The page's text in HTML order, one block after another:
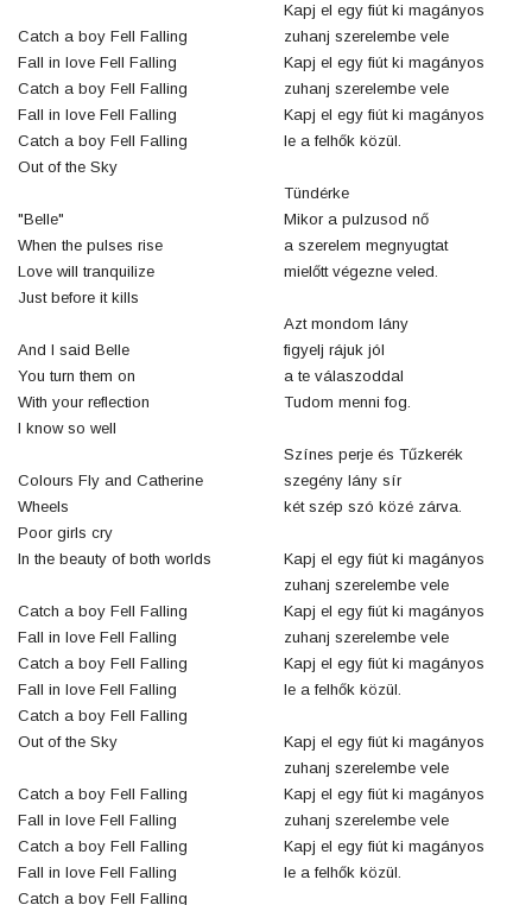
Catch a boy Fell Falling
Fall in love Fell Falling
Catch a boy Fell Falling
Fall in love Fell Falling
Catch a boy Fell Falling
Out of the Sky
"Belle"
When the pulses rise
Love will tranquilize
Just before it kills
And I said Belle
You turn them on
With your reflection
I know so well
Colours Fly and Catherine
Wheels
Poor girls cry
In the beauty of both worlds
Catch a boy Fell Falling
Fall in love Fell Falling
Catch a boy Fell Falling
Fall in love Fell Falling
Catch a boy Fell Falling
Out of the Sky
Catch a boy Fell Falling
Fall in love Fell Falling
Catch a boy Fell Falling
Fall in love Fell Falling
Catch a boy Fell Falling
Kapj el egy fiút ki magányos
zuhanj szerelembe vele
Kapj el egy fiút ki magányos
zuhanj szerelembe vele
Kapj el egy fiút ki magányos
le a felhők közül.
Tündérke
Mikor a pulzusod nő
a szerelem megnyugtat
mielőtt végezne veled.
Azt mondom lány
figyelj rájuk jól
a te válaszoddal
Tudom menni fog.
Színes perje és Tűzkerék
szegény lány sír
két szép szó közé zárva.
Kapj el egy fiút ki magányos
zuhanj szerelembe vele
Kapj el egy fiút ki magányos
zuhanj szerelembe vele
Kapj el egy fiút ki magányos
le a felhők közül.
Kapj el egy fiút ki magányos
zuhanj szerelembe vele
Kapj el egy fiút ki magányos
zuhanj szerelembe vele
Kapj el egy fiút ki magányos
le a felhők közül.